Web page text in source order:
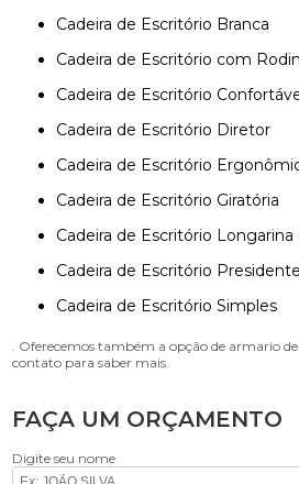
Cadeira de Escritório Branca
Cadeira de Escritório com
Cadeira de Escritório
Cadeira de Escritório Diretor
Cadeira de Escritório
Cadeira de Escritório Giratória
Cadeira de Escritório
Cadeira de Escritório Presidente
Cadeira de Escritório Simples
. Oferecemos também a opção de armario
contato para saber mais.
FAÇA UM ORÇAMENTO
Digite seu nome